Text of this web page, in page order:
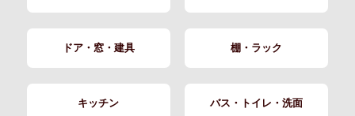
ドア・窓・建具 棚・ラック
キッチン バス・トイレ・洗面